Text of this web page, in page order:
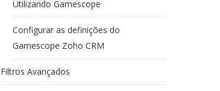
Utilizando Gamescope
Configurar as definições do
Gamescope Zoho CRM
Filtros Avançados